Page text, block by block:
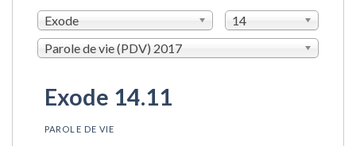
Exode
14
Parole de vie (PDV) 2017
Exode 14.11
PAROLE DE VIE